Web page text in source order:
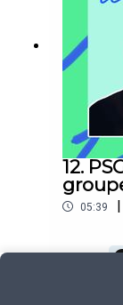
12.
05:39 |